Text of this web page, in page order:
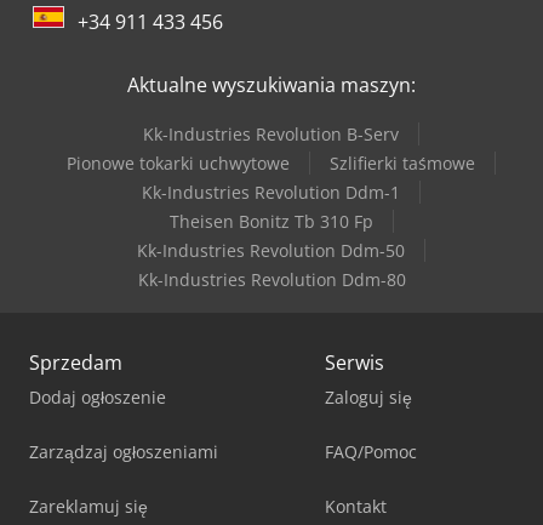
+34 911 433 456
Aktualne wyszukiwania maszyn:
Kk-Industries Revolution B-Serv
Pionowe tokarki uchwytowe
Szlifierki taśmowe
Kk-Industries Revolution Ddm-1
Theisen Bonitz Tb 310 Fp
Kk-Industries Revolution Ddm-50
Kk-Industries Revolution Ddm-80
Sprzedam
Dodaj ogłoszenie
Zarządzaj ogłoszeniami
Zareklamuj się
Serwis
Zaloguj się
FAQ/Pomoc
Kontakt